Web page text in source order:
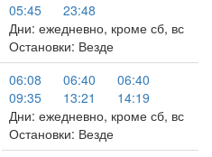
05:45
23:48
Дни: ежедневно, кроме сб, вс
Остановки: Везде
06:08 06:40
06:40
09:35
13:21
14:19
Дни: ежедневно, кроме сб, вс
Остановки: Везде